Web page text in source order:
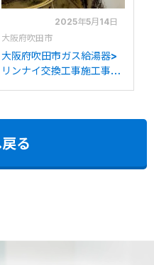
2025年5月14日
大阪府吹田市
大阪府吹田市ガス給湯器>
リンナイ交換工事施工事
る